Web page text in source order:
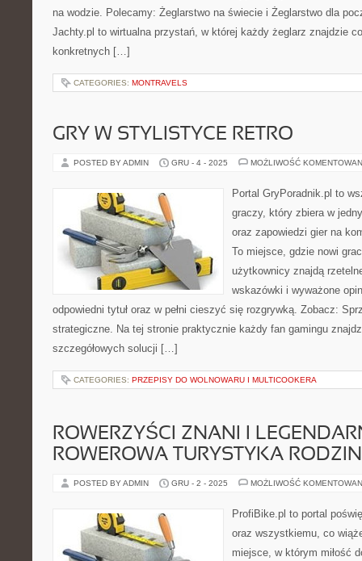
na wodzie. Polecamy: Żeglarstwo na świecie i Żeglarstwo dla
Jachty.pl to wirtualna przystań, w której każdy żeglarz znajdzie
konkretnych […]
CATEGORIES: MONTRAVELS
GRY W STYLISTYCE RETRO
POSTED BY ADMIN GRU - 4 - 2025 MOŻLIWOŚĆ
Portal GryPoradnik.pl to
graczy, który zbiera w
oraz zapowiedzi gier na
To miejsce, gdzie nowi
użytkownicy znajdą
wskazówki i wyważone
odpowiedni tytuł oraz w pełni cieszyć się rozgrywką. Zobacz:
strategiczne. Na tej stronie praktycznie każdy fan gamingu
szczegółowych solucji […]
CATEGORIES: PRZEPISY DO WOLNOWARU I MULTICOOKERA
ROWERZYŚCI ZNANI I
ROWEROWA TURYSTYKA
POSTED BY ADMIN GRU - 2 - 2025 MOŻLIWOŚĆ
ProfiBike.pl to portal
oraz wszystkiemu, co
miejsce, w którym miłość